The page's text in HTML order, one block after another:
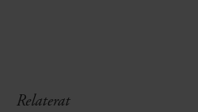
Relaterat